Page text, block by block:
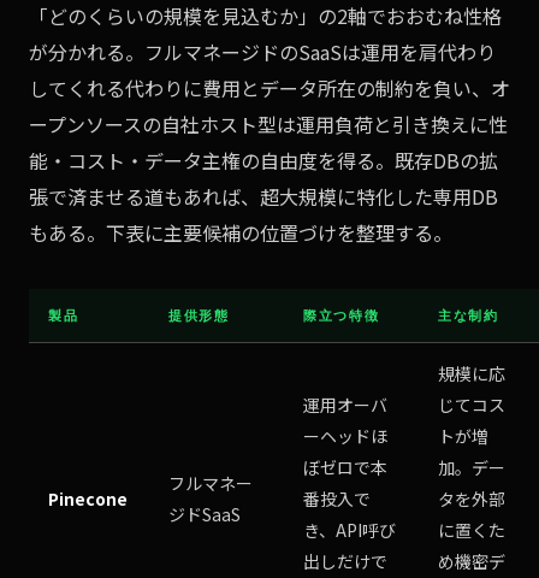
「どのくらいの規模を見込むか」の2軸でおおむね性格
が分かれる。フルマネージドのSaaSは運用を肩代わり
してくれる代わりに費用とデータ所在の制約を負い、オ
ープンソースの自社ホスト型は運用負荷と引き換えに性
能・コスト・データ主権の自由度を得る。既存DBの拡
張で済ませる道もあれば、超大規模に特化した専用DB
もある。下表に主要候補の位置づけを整理する。
製品 提供形態 際立つ特徴 主な制約
Pinecone
フルマネー
ジドSaaS
運用オーバ
ーヘッドほ
ぼゼロで本
番投入で
き、API呼び
出しだけで
規模に応
じてコス
トが増
加。デー
タを外部
に置くた
め機密デ